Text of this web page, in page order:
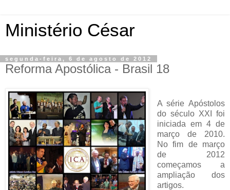
Ministério César
segunda-feira, 6 de agosto de 2012
Reforma Apostólica - Brasil 18
A série Apóstolos
do século XXI foi
iniciada em 4 de
março de 2010.
No fim de março
de 2012
começamos a
ampliação dos
artigos.